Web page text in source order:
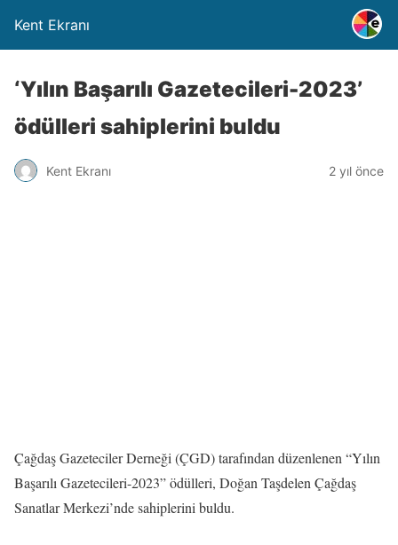
Kent Ekranı
‘Yılın Başarılı Gazetecileri-2023’
ödülleri sahiplerini buldu
Kent Ekranı 2 yıl önce
Çağdaş Gazeteciler Derneği (ÇGD) tarafından düzenlenen “Yılın
Başarılı Gazetecileri-2023” ödülleri, Doğan Taşdelen Çağdaş
Sanatlar Merkezi’nde sahiplerini buldu.